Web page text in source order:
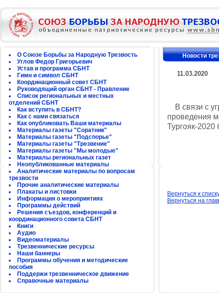
О Союзе Борьбы за Народную Трезвость
Углов Федор Григорьевич
Устав и программа СБНТ
Гимн и символ СБНТ
Координационный совет СБНТ
Руководящий орган СБНТ - Правление
Список региональных и местных
отделений СБНТ
Как вступить в СБНТ?
Как с нами связаться
Как опубликовать Ваши материалы
Материалы газеты "Соратник"
Материалы газеты "Подспорье"
Материалы газеты "Трезвение"
Материалы газеты "Мы молодые"
Материалы региональных газет
Неопубликованные материалы
Аналитические материалы по вопросам
трезвости
Прочие аналитические материалы
Плакаты и листовки
Информация о мероприятиях
Программы действий
Решения съездов, конференций и
координационного совета СБНТ
Книги
Аудио
Видеоматериалы
Трезвеннические ресурсы
Наши баннеры
Программы обучения и методические
пособия
Поддержи трезвенническое движение
Справочные материалы
Новости
11.03.2020
В связи с
проведения
Тургояк-2020
Вернуться к
Вернуться на